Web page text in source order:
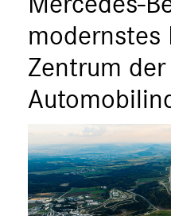
MEDIA
ÜBER UNS
ANSPRECHPARTNER
modernstes
Zentrum der